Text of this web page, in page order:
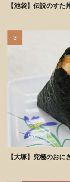
【池袋】伝説のす
【大塚】究極のお